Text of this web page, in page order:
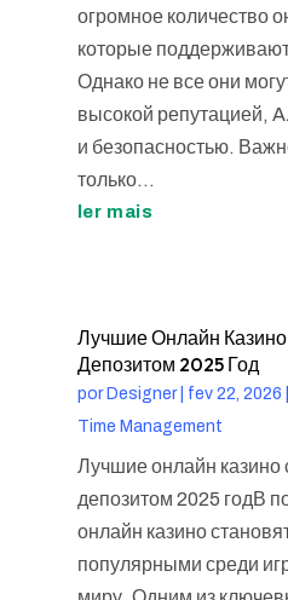
огромное количество
которые
Однако не все они
высокой репутацией,
и безопасностью.
только...
ler mais
Лучшие Онлайн
Депозитом 2025 Год
por Designer| fev 22, 2026
Time Management
Лучшие онлайн
депозитом 2025 годВ
онлайн казино
популярными среди